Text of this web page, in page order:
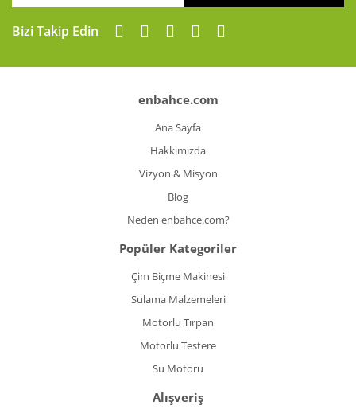
Bizi Takip Edin
enbahce.com
Ana Sayfa
Hakkımızda
Vizyon & Misyon
Blog
Neden enbahce.com?
Popüler Kategoriler
Çim Biçme Makinesi
Sulama Malzemeleri
Motorlu Tırpan
Motorlu Testere
Su Motoru
Alışveriş